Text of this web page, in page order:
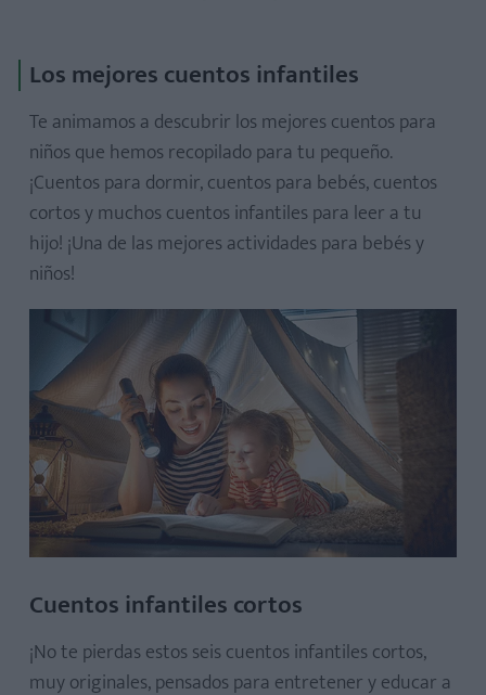
Los mejores cuentos infantiles
Te animamos a descubrir los mejores cuentos para
niños que hemos recopilado para tu pequeño.
¡Cuentos para dormir, cuentos para bebés, cuentos
cortos y muchos cuentos infantiles para leer a tu
hijo! ¡Una de las mejores actividades para bebés y
niños!
Cuentos infantiles cortos
¡No te pierdas estos seis cuentos infantiles cortos,
muy originales, pensados para entretener y educar a